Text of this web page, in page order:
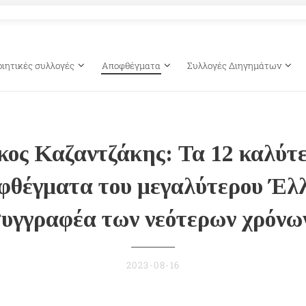
συλλογές Αποφθέγματα Συλλογές Διηγημάτων
Καζαντζάκης: Τα 12
του μεγαλύτερου
των νεότερων
2023-08-16